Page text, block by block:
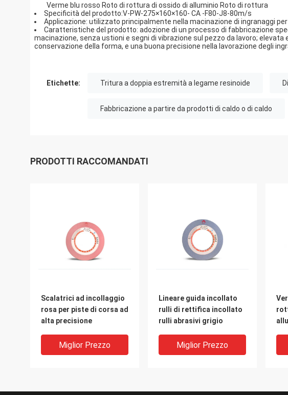
Verme blu rosso Roto di rottura di ossido di alluminio Roto di rottura
Specificità del prodotto:V-PW-275×160×160- CA -F80-J8-80m/s
Applicazione: utilizzato principalmente nella macinazione di ingranaggi
Caratteristiche del prodotto: adozione di un processo di fabbricazione
macinazione, senza ustioni e segni di vibrazione sul pezzo da lavoro;
conservazione della forma, e una buona precisione nella lavorazione degli
Etichette: Tritura a doppia estremità a legame resinoide
Fabbricazione a partire da prodotti di caldo o di caldo
PRODOTTI RACCOMANDATI
Scalatrici ad incollaggio
rosa per piste di corsa ad
alta precisione
Miglior Prezzo
Lineare guida incollato
rulli di rettifica incollato
rulli abrasivi grigio
Miglior Prezzo